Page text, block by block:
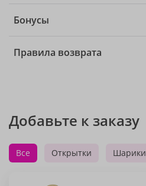
Бонусы
Правила возврата
Добавьте к заказу
Все Открытки Шарики